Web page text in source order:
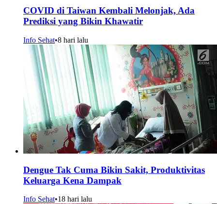
COVID di Taiwan Kembali Melonjak, Ada
Prediksi yang Bikin Khawatir
Info Sehat•8 hari lalu
Dengue Tak Cuma Bikin Sakit, Produktivitas
Keluarga Kena Dampak
Info Sehat•18 hari lalu